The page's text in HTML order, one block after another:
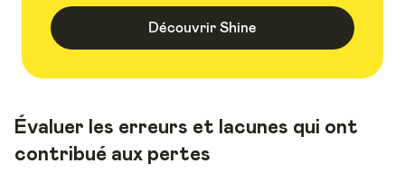
Découvrir Shine
Évaluer les erreurs et lacunes qui ont
contribué aux pertes